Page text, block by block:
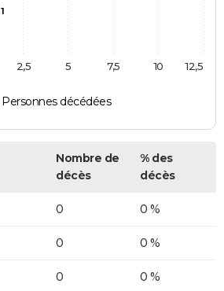
1
Personnes décédées
10
2,5 5 7,5 12,5
Nombre de
décès
% des
décès
0 0 %
0 0 %
0 0 %